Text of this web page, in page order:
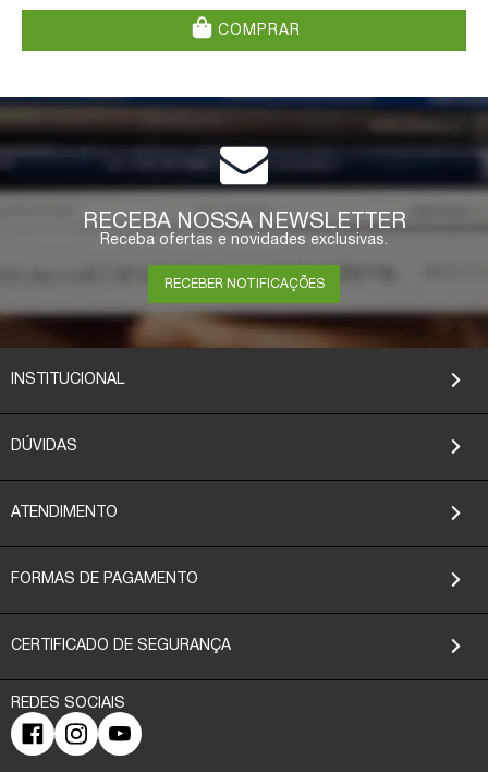
COMPRAR
RECEBA NOSSA NEWSLETTER
Receba ofertas e novidades exclusivas.
RECEBER NOTIFICAÇÕES
INSTITUCIONAL
DÚVIDAS
ATENDIMENTO
FORMAS DE PAGAMENTO
CERTIFICADO DE SEGURANÇA